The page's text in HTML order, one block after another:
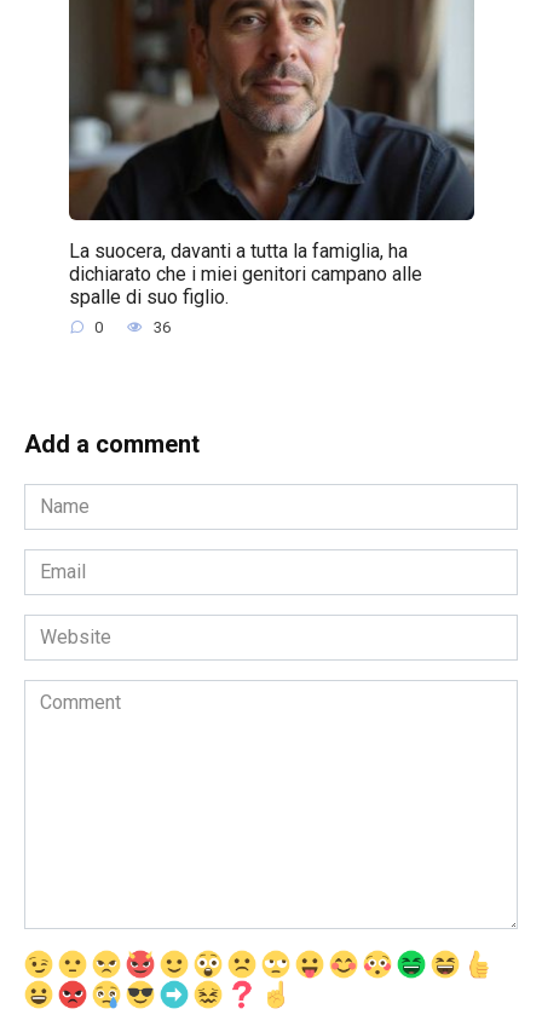
La suocera, davanti a tutta la famiglia, ha
dichiarato che i miei genitori campano alle
spalle di suo figlio.
0 36
Add a comment
Name
*
Email
*
Website
Comment